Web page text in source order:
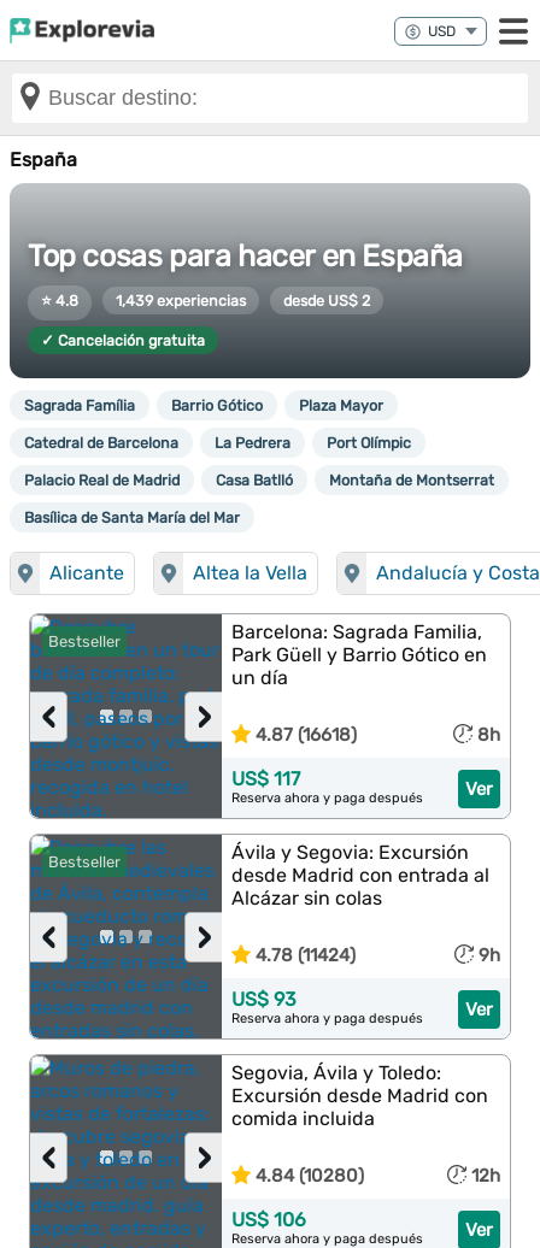
España
Top cosas para hacer en España
⭐ 4.8 1,439 experiencias desde US$ 2
✓ Cancelación gratuita
Sagrada Família Barrio Gótico Plaza Mayor
Catedral de Barcelona La Pedrera Port Olímpic
Palacio Real de Madrid Casa Batlló Montaña de Montserrat
Basílica de Santa María del Mar
Alicante Altea la Vella Andalucía y
Bestseller
›
‹
Barcelona: Sagrada Familia,
Park Güell y Barrio Gótico en
un día
4.87 (16618) 8h
Ver
US$ 117
Reserva ahora y paga después
Bestseller
›
‹
Ávila y Segovia: Excursión
desde Madrid con entrada al
Alcázar sin colas
4.78 (11424) 9h
Ver
US$ 93
Reserva ahora y paga después
›
‹
Segovia, Ávila y Toledo:
Excursión desde Madrid con
comida incluida
4.84 (10280) 12h
Ver
US$ 106
Reserva ahora y paga después